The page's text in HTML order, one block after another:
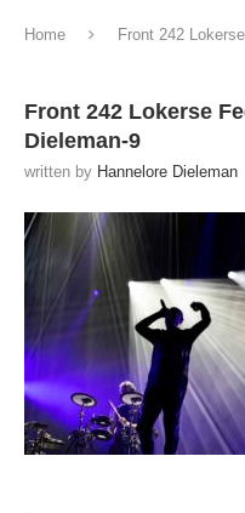
Home Front 242
Front 242 Lokerse
Dieleman-9
written by Hannelore Dieleman